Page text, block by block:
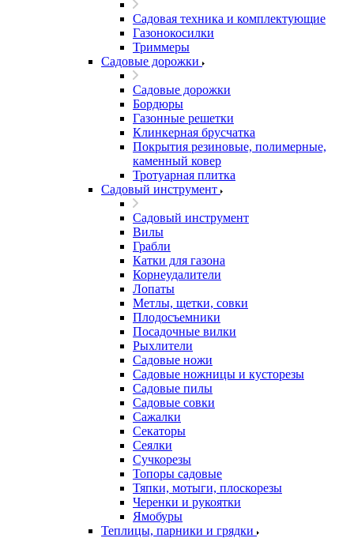
Садовая техника и комплектующие
Газонокосилки
Триммеры
Садовые дорожки
Садовые дорожки
Бордюры
Газонные решетки
Клинкерная брусчатка
Покрытия резиновые, полимерные,
каменный ковер
Тротуарная плитка
Садовый инструмент
Садовый инструмент
Вилы
Грабли
Катки для газона
Корнеудалители
Лопаты
Метлы, щетки, совки
Плодосъемники
Посадочные вилки
Рыхлители
Садовые ножи
Садовые ножницы и кусторезы
Садовые пилы
Садовые совки
Сажалки
Секаторы
Сеялки
Сучкорезы
Топоры садовые
Тяпки, мотыги, плоскорезы
Черенки и рукоятки
Ямобуры
Теплицы, парники и грядки